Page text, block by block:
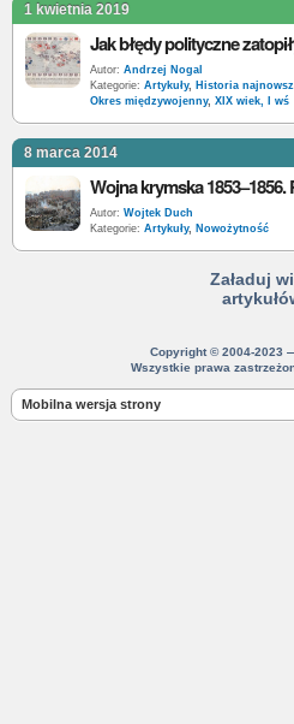
1 kwietnia 2019
Jak błędy polityczne
Autor: Andrzej Nogal
Kategorie: Artykuły, Historia
Okres międzywojenny, XIX wiek, I wś
8 marca 2014
Autor: Wojtek Duch
Kategorie: Artykuły, Nowożytność
Załaduj
Copyright © 2004-2023
Wszystkie prawa
Mobilna wersja strony